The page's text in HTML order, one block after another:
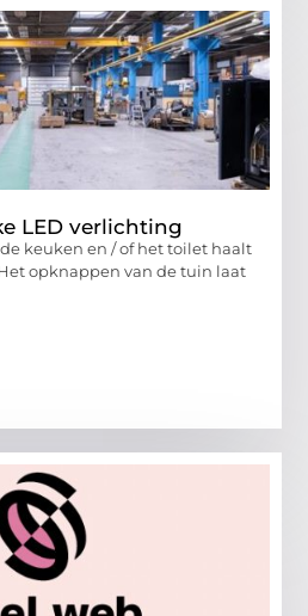
LED verlichting
keuken en / of het toilet haalt
opknappen van de tuin laat